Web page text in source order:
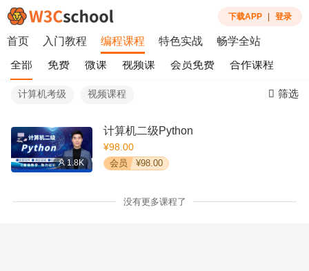
下载APP 登录
首页 入门教程 编程课程 特色实战 畅学全站
全部 免费 微课 视频课 会员免费 合作课程
计算机考级 视频课程 筛选
1.8K
计算机二级Python
¥98.00
会员 ¥98.00
没有更多课程了